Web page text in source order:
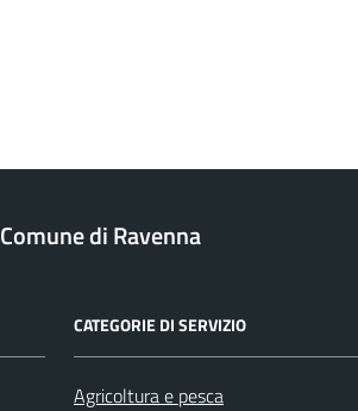
Comune di Ravenna
CATEGORIE DI SERVIZIO
Agricoltura e pesca